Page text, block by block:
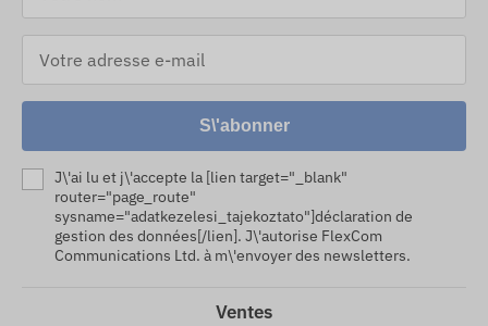
S\'abonner
J\'ai lu et j\'accepte la [lien target="_blank"
router="page_route"
sysname="adatkezelesi_tajekoztato"]déclaration de
gestion des données[/lien]. J\'autorise FlexCom
Communications Ltd. à m\'envoyer des newsletters.
Ventes